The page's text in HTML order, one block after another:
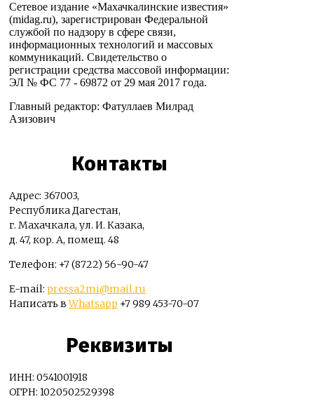
Сетевое издание «Махачкалинские известия»
(midag.ru), зарегистрирован Федеральной
службой по надзору в сфере связи,
информационных технологий и массовых
коммуникаций. Свидетельство о
регистрации средства массовой информации:
ЭЛ № ФС 77 - 69872 от 29 мая 2017 года.
Главный редактор: Фатуллаев Милрад
Азизович
Контакты
Адрес: 367003,
Республика Дагестан,
г. Махачкала, ул. И. Казака,
д. 47, кор. А, помещ. 48
Телефон: +7 (8722) 56-90-47
E-mail: pressa2mi@mail.ru
Написать вWhatsapp +7 989 453-70-07
Реквизиты
ИНН: 0541001918
ОГРН: 1020502529398